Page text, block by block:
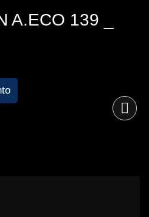
A.ECO 139 _